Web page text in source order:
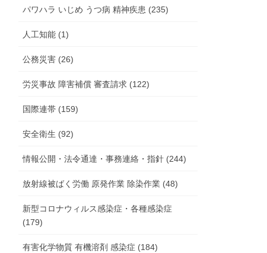
パワハラ いじめ うつ病 精神疾患 (235)
人工知能 (1)
公務災害 (26)
労災事故 障害補償 審査請求 (122)
国際連帯 (159)
安全衛生 (92)
情報公開・法令通達・事務連絡・指針 (244)
放射線被ばく労働 原発作業 除染作業 (48)
新型コロナウィルス感染症・各種感染症
(179)
有害化学物質 有機溶剤 感染症 (184)